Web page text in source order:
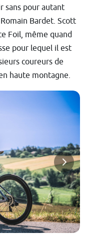
sans pour autant
Bardet. Scott
Foil, même quand
pour lequel il est
coureurs de
haute montagne.